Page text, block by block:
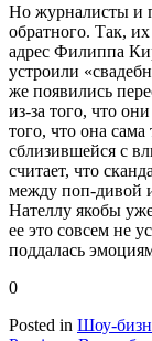
Но журналисты и
обратного. Так,
адрес Филиппа
устроили
же появились
из-за того, что
того, что она
сблизившейся с
считает, что
между поп-дивой
Нателлу якобы
ее это совсем не
поддалась
0
Posted in Шоу-